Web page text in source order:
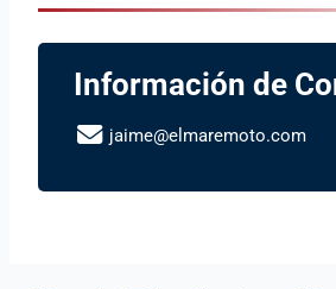
Información de
jaime@elmaremoto.com